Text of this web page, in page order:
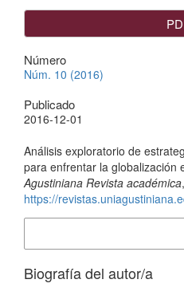
Número
Núm. 10 (2016)
Publicado
2016-12-01
Análisis exploratorio de
para enfrentar la globalización
Agustiniana Revista académica,
https://
Biografía del autor/a